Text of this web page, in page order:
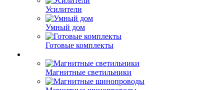
Усилители
Умный дом
Готовые комплекты
Магнитные светильники